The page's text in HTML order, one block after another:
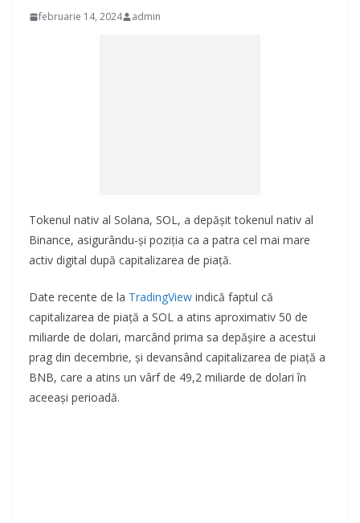
februarie 14, 2024 admin
Tokenul nativ al Solana, SOL, a depășit tokenul nativ al
Binance, asigurându-și poziția ca a patra cel mai mare
activ digital după capitalizarea de piață.
Date recente de la TradingView indică faptul că
capitalizarea de piață a SOL a atins aproximativ 50 de
miliarde de dolari, marcând prima sa depășire a acestui
prag din decembrie, și devansând capitalizarea de piață a
BNB, care a atins un vârf de 49,2 miliarde de dolari în
aceeași perioadă.